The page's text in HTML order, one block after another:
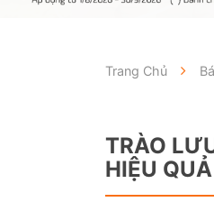
Trang Chủ
TRÀO
HIỆU